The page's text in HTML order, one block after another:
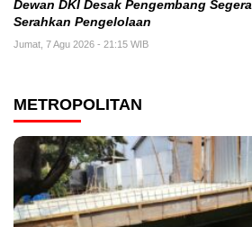
Dewan DKI Desak Pengembang Segera
Serahkan Pengelolaan
Jumat, 7 Agu 2026 - 21:15 WIB
METROPOLITAN